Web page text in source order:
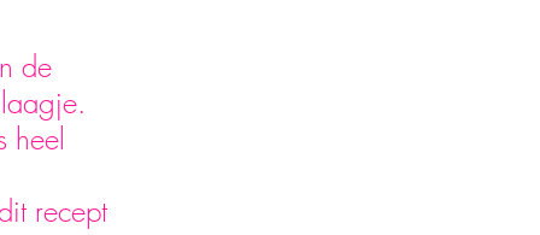
de
heel
recept